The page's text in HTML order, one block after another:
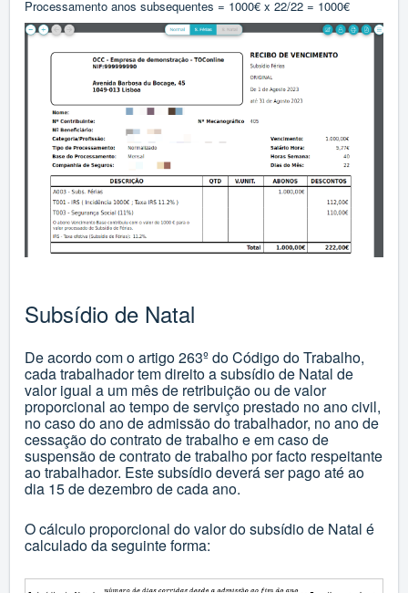
Processamento anos subsequentes = 1000€ x 22/22 = 1000€
Subsídio de Natal
De acordo com o artigo263ºdo Código do Trabalho,
cada trabalhador tem direito a subsídio de Natal de
valor igual a um mês de retribuição ou de valor
proporcional ao tempo de serviço prestado no ano civil,
no caso do ano de admissão do trabalhador, no ano de
cessação do contrato de trabalho e em caso de
suspensão de contrato de trabalho por facto respeitante
ao trabalhador. Este subsídio deverá ser pago até ao
dia 15 de dezembro de cada ano.
O cálculo proporcional do valor do subsídio de Natal é
calculado da seguinte forma: